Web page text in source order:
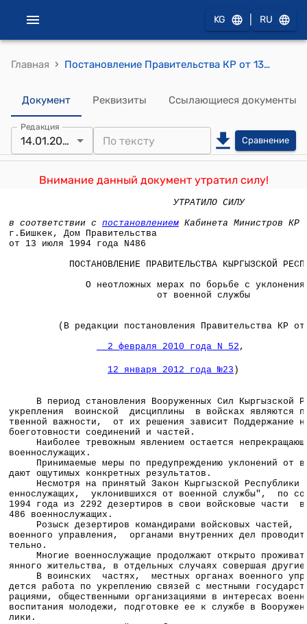
KG RU
Главная › Постановление Правительства КР от 13 июля 1994 года N 486 "О неотложных мерах по борьбе с уклонениями от военной службы"
Документ Реквизиты Ссылающиеся документы
Редакция
14.01.2022 Сравнение
Внимание данный документ утратил силу!